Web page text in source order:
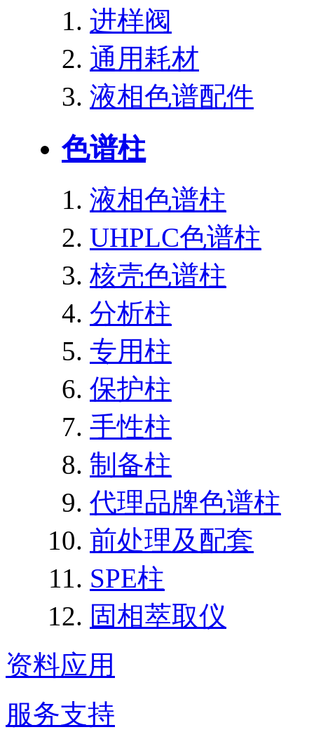
进样阀
通用耗材
液相色谱配件
色谱柱
液相色谱柱
UHPLC色谱柱
核壳色谱柱
分析柱
专用柱
保护柱
手性柱
制备柱
代理品牌色谱柱
前处理及配套
SPE柱
固相萃取仪
资料应用
服务支持